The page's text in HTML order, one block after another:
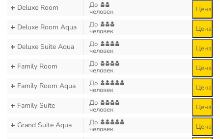
Deluxe Room До
человек Цена
Deluxe Room Aqua До
человек Цена
Deluxe Suite Aqua До
человек Цена
Family Room До
человек Цена
Family Room Aqua До
человек Цена
Family Suite До
человек Цена
Grand Suite Aqua До
человек Цена